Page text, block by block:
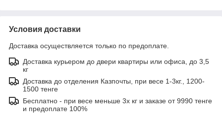
Условия доставки
Доставка осуществляется только по предоплате.
Доставка курьером до двери квартиры или офиса, до 3,5
кг
Доставка до отделения Казпочты, при весе 1-3кг., 1200-
1500 тенге
Бесплатно - при весе меньше 3х кг и заказе от 9990 тенге
и предоплате 100%